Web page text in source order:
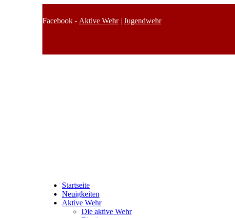
Facebook - Aktive Wehr| Jugendwehr
Startseite
Neuigkeiten
Aktive Wehr
Die aktive Wehr